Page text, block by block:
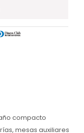
compacto
mesas auxiliares